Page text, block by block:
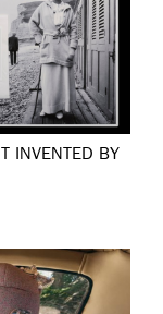
INVENTED BY